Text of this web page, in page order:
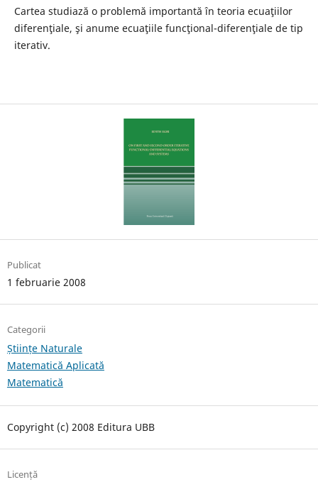
Cartea studiază o problemă importantă în teoria ecuaţiilor
diferenţiale, şi anume ecuaţiile funcţional-diferenţiale de tip
iterativ.
Publicat
1 februarie 2008
Categorii
Științe Naturale
Matematică Aplicată
Matematică
Copyright (c) 2008 Editura UBB
Licență